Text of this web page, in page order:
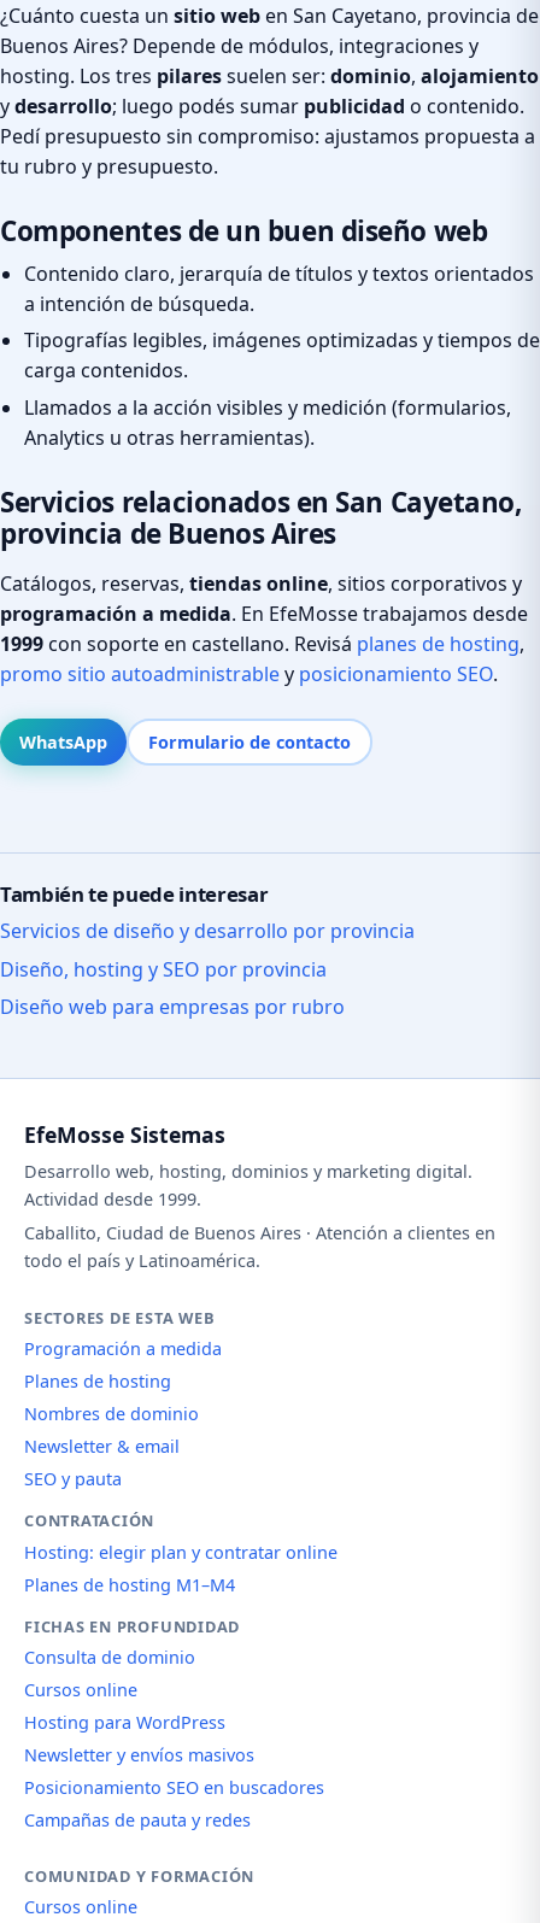
¿Cuánto cuesta un sitio weben San Cayetano, provincia de
Buenos Aires? Depende de módulos, integraciones y
hosting. Los tres pilaressuelen ser: dominio, alojamiento
ydesarrollo; luego podés sumar publicidad o contenido.
Pedí presupuesto sin compromiso: ajustamos propuesta a
tu rubro y presupuesto.
Componentes de un buen diseño web
Contenido claro, jerarquía de títulos y textos orientados
a intención de búsqueda.
Tipografías legibles, imágenes optimizadas y tiempos de
carga contenidos.
Llamados a la acción visibles y medición (formularios,
Analytics u otras herramientas).
Servicios relacionados en San Cayetano,
provincia de Buenos Aires
Catálogos, reservas, tiendas online, sitios corporativos y
programación a medida. En EfeMosse trabajamos desde
1999con soporte en castellano. Revisá planes de hosting,
promo sitio autoadministrabley posicionamiento SEO.
WhatsApp Formulario de contacto
También te puede interesar
Servicios de diseño y desarrollo por provincia
Diseño, hosting y SEO por provincia
Diseño web para empresas por rubro
EfeMosse Sistemas
Desarrollo web, hosting, dominios y marketing digital.
Actividad desde 1999.
Caballito, Ciudad de Buenos Aires · Atención a clientes en
todo el país y Latinoamérica.
SECTORES DE ESTA WEB
Programación a medida
Planes de hosting
Nombres de dominio
Newsletter & email
SEO y pauta
CONTRATACIÓN
Hosting: elegir plan y contratar online
Planes de hosting M1–M4
FICHAS EN PROFUNDIDAD
Consulta de dominio
Cursos online
Hosting para WordPress
Newsletter y envíos masivos
Posicionamiento SEO en buscadores
Campañas de pauta y redes
COMUNIDAD Y FORMACIÓN
Cursos online